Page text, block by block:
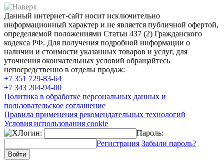
Данный интернет-сайт носит исключительно
информационный характер и не является публичной офертой,
определяемой положениями Статьи 437 (2) Гражданского
кодекса РФ. Для получения подробной информации о
наличии и стоимости указанных товаров и услуг, для
уточнения окончательных условий обращайтесь
непосредственно в отделы продаж:
+7 351 729-83-64
+7 343 204-94-00
Политика в обработке персональных данных и
пользовательское соглашение
Правила применения рекомендательных технологий
Условия использования cookie
Логин:
Пароль:
Регистрация Забыли пароль?